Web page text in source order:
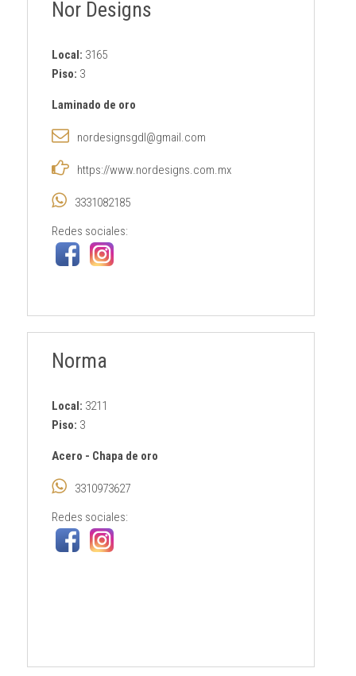
Nor Designs
Local: 3165
Piso: 3
Laminado de oro
nordesignsgdl@gmail.com
https://www.nordesigns.com.mx
3331082185
Redes sociales:
Norma
Local: 3211
Piso: 3
Acero - Chapa de oro
3310973627
Redes sociales: